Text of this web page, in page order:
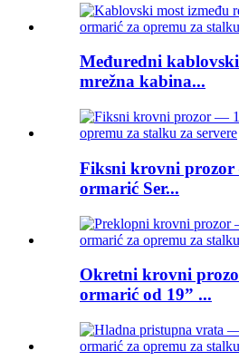
Međuredni
mrežna kabina...
Fiksni krovni
ormarić Ser...
Okretni krovni
ormarić od 19” ...